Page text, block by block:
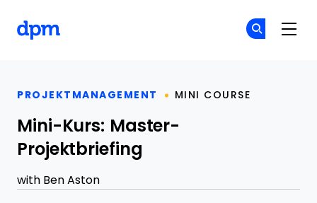
PROJEKTMANAGEMENT MINI COURSE
Mini-Kurs: Master-
Projektbriefing
with Ben Aston